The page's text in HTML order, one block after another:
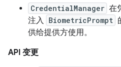
CredentialManager 在
注入 BiometricPrompt
供给提供方使用。
API 变更